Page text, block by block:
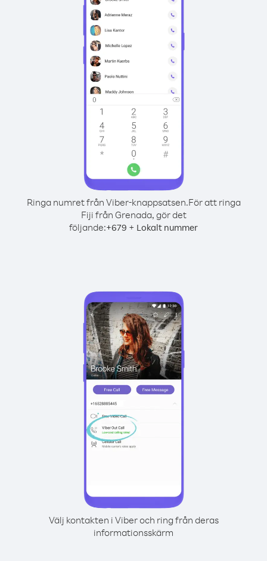
Ringa numret från Viber-knappsatsen.För att ringa
Fiji från Grenada, gör det
följande:+679 + Lokalt nummer
Välj kontakten i Viber och ring från deras
informationsskärm